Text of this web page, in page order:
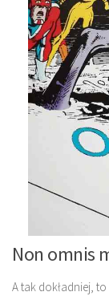
Non omnis
A tak dokładniej,